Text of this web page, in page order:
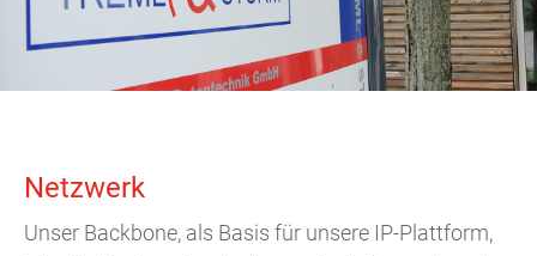
Netzwerk
Unser Backbone, als Basis für unsere IP-Plattform,